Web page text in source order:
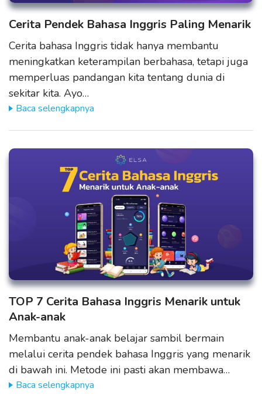
Cerita Pendek Bahasa Inggris Paling Menarik
Cerita bahasa Inggris tidak hanya membantu
meningkatkan keterampilan berbahasa, tetapi juga
memperluas pandangan kita tentang dunia di
sekitar kita. Ayo…
Baca selengkapnya
TOP 7 Cerita Bahasa Inggris Menarik untuk
Anak-anak
Membantu anak-anak belajar sambil bermain
melalui cerita pendek bahasa Inggris yang menarik
di bawah ini. Metode ini pasti akan membawa…
Baca selengkapnya